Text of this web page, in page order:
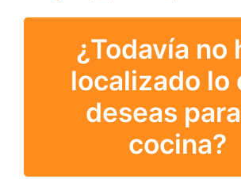
¿Todavía no
localizado lo
deseas
cocina?